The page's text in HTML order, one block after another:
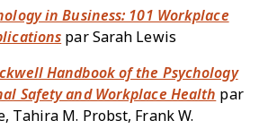
in Business: 101 Workplace
par Sarah Lewis
Handbook of the Psychology
Safety and Workplace Health par
Tahira M. Probst, Frank W.